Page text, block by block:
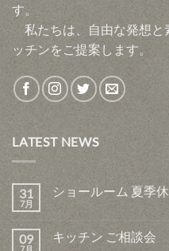
す。
私たちは、自由な発想と
ッチンをご提案します。
LATEST NEWS
31
7月
ショールーム 夏季
09
7月
キッチン ご相談会